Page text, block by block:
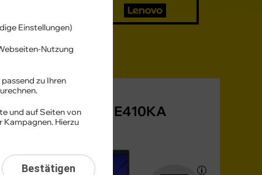
ASUS
VivoBook Go 14 E410KA
Einstellungen)
Nutzung
zu Ihren
und auf Seiten von
Hierzu
Bestätigen